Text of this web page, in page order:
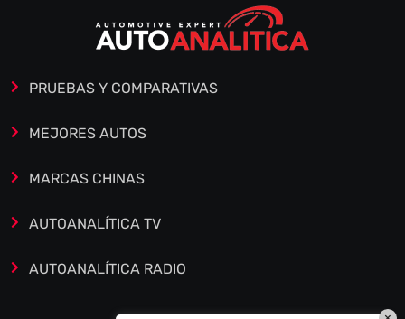
PRUEBAS Y COMPARATIVAS
MEJORES AUTOS
MARCAS CHINAS
AUTOANALÍTICA TV
AUTOANALÍTICA RADIO